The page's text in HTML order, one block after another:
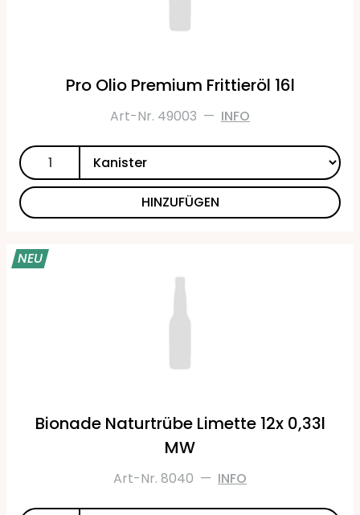
Pro Olio Premium Frittieröl 16l
Art-Nr. 49003 — INFO
HINZUFÜGEN
NEU
Bionade Naturtrübe Limette 12x 0,33l
MW
Art-Nr. 8040 — INFO